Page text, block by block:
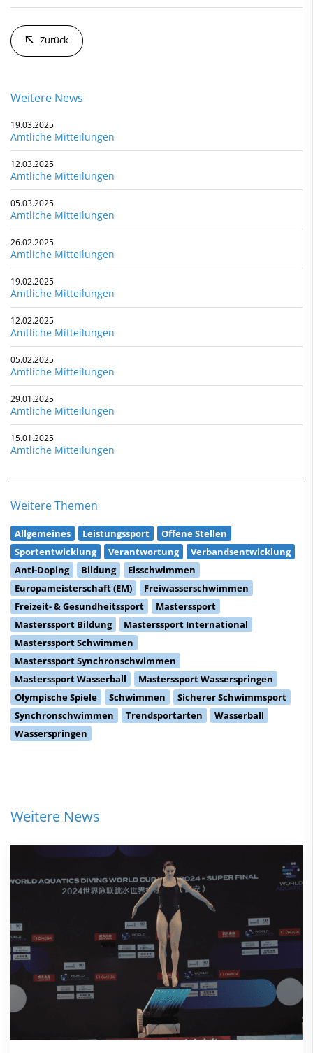
Zurück
Weitere News
19.03.2025
Amtliche Mitteilungen
12.03.2025
Amtliche Mitteilungen
05.03.2025
Amtliche Mitteilungen
26.02.2025
Amtliche Mitteilungen
19.02.2025
Amtliche Mitteilungen
12.02.2025
Amtliche Mitteilungen
05.02.2025
Amtliche Mitteilungen
29.01.2025
Amtliche Mitteilungen
15.01.2025
Amtliche Mitteilungen
Weitere Themen
Allgemeines Leistungssport
Offene Stellen
Sportentwicklung
Verantwortung
Verbandsentwicklung
Anti-Doping
Bildung
Eisschwimmen
Europameisterschaft (EM)
Freiwasserschwimmen
Freizeit- & Gesundheitssport
Masterssport
Masterssport Bildung
Masterssport International
Masterssport Schwimmen
Masterssport Synchronschwimmen
Masterssport Wasserball
Masterssport Wasserspringen
Olympische Spiele
Schwimmen
Sicherer Schwimmsport
Synchronschwimmen
Trendsportarten
Wasserball
Wasserspringen
Weitere News